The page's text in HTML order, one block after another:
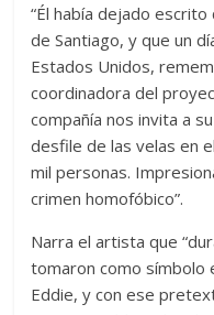
“Él había dejado
de Santiago, y que un
Estados Unidos,
coordinadora del
compañía nos invita a
desfile de las velas en
mil personas.
crimen homofóbico”.
Narra el artista que
tomaron como símbolo
Eddie, y con ese